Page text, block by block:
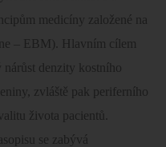
medicíny založené na
– EBM). Hlavním cílem
nárůst denzity kostního
zvláště pak periferního
života pacientů.
se zabývá